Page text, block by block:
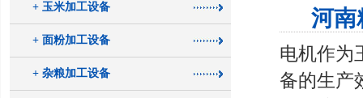
+ 玉米加工设备
+ 面粉加工设备
+ 杂粮加工设备
河南
电机作为
备的生产